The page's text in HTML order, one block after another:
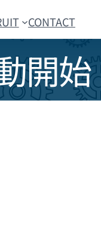
CONTACT
開始